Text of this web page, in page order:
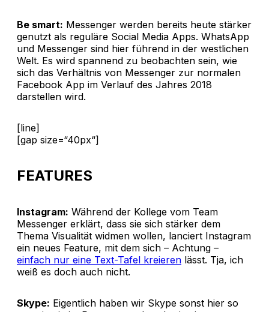
Be smart: Messenger werden bereits heute stärker
genutzt als reguläre Social Media Apps. WhatsApp
und Messenger sind hier führend in der westlichen
Welt. Es wird spannend zu beobachten sein, wie
sich das Verhältnis von Messenger zur normalen
Facebook App im Verlauf des Jahres 2018
darstellen wird.
[line]
[gap size=“40px“]
FEATURES
Instagram: Während der Kollege vom Team
Messenger erklärt, dass sie sich stärker dem
Thema Visualität widmen wollen, lanciert Instagram
ein neues Feature, mit dem sich – Achtung –
einfach nur eine Text-Tafel kreieren lässt. Tja, ich
weiß es doch auch nicht.
Skype: Eigentlich haben wir Skype sonst hier so